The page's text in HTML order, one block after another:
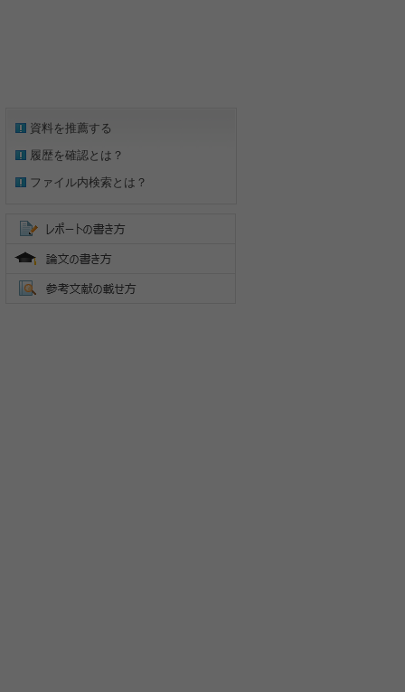
資料を推薦する
履歴を確認とは？
ファイル内検索とは？